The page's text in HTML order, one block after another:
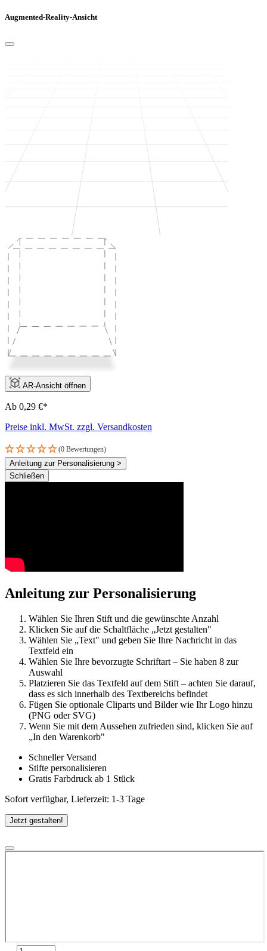
Augmented-Reality-Ansicht
AR-Ansicht öffnen
Ab 0,29 €*
Preise inkl. MwSt. zzgl. Versandkosten
(0 Bewertungen)
Anleitung zur Personalisierung >
Schließen
Anleitung zur Personalisierung
Wählen Sie Ihren Stift und die gewünschte Anzahl
Klicken Sie auf die Schaltfläche „Jetzt gestalten"
Wählen Sie „Text" und geben Sie Ihre Nachricht in das
Textfeld ein
Wählen Sie Ihre bevorzugte Schriftart – Sie haben 8 zur
Auswahl
Platzieren Sie das Textfeld auf dem Stift – achten Sie darauf,
dass es sich innerhalb des Textbereichs befindet
Fügen Sie optionale Cliparts und Bilder wie Ihr Logo hinzu
(PNG oder SVG)
Wenn Sie mit dem Aussehen zufrieden sind, klicken Sie auf
„In den Warenkorb"
Schneller Versand
Stifte personalisieren
Gratis Farbdruck ab 1 Stück
Sofort verfügbar, Lieferzeit: 1-3 Tage
Jetzt gestalten!